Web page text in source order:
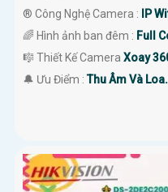
®️ Công Nghệ Camera :
IP
🌈 Hình ảnh ban đêm : Full
🎼️ Thiết Kế Camera Xoay
️🔔 Ưu Điểm :Thu Âm Và Loa.